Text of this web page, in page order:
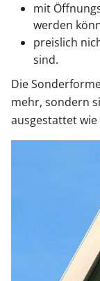
mit
werden
preislich
sind.
Die
mehr, sondern
ausgestattet